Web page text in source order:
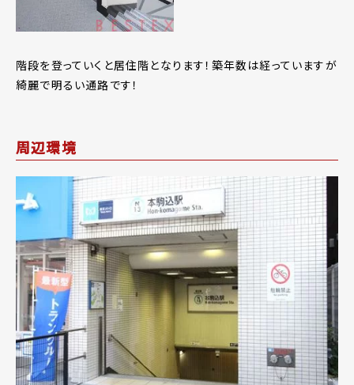
階段を登っていくと居住階となります！築年数は経っていますが
綺麗で明るい通路です！
周辺環境